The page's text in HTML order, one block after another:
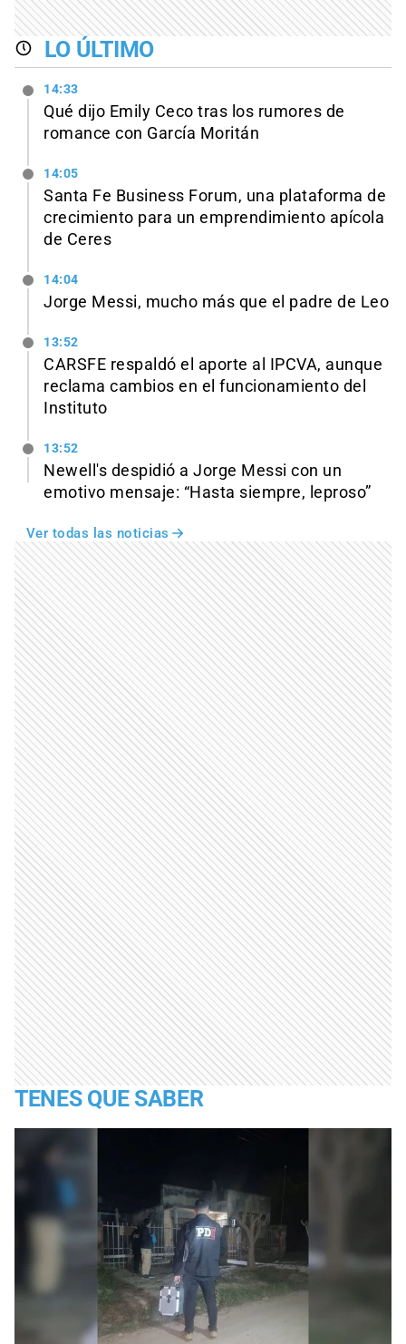
LO ÚLTIMO
14:33
Qué dijo Emily Ceco tras los rumores de
romance con García Moritán
14:05
Santa Fe Business Forum, una plataforma de
crecimiento para un emprendimiento apícola
de Ceres
14:04
Jorge Messi, mucho más que el padre de Leo
13:52
CARSFE respaldó el aporte al IPCVA, aunque
reclama cambios en el funcionamiento del
Instituto
13:52
Newell's despidió a Jorge Messi con un
emotivo mensaje: “Hasta siempre, leproso”
Ver todas las noticias
TENES QUE SABER